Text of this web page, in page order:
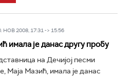
НОВ 2008, 17:31 -> 15:56
имала је данас другу пробу
на Дечијој песми
Маја Мазић, имала је данас